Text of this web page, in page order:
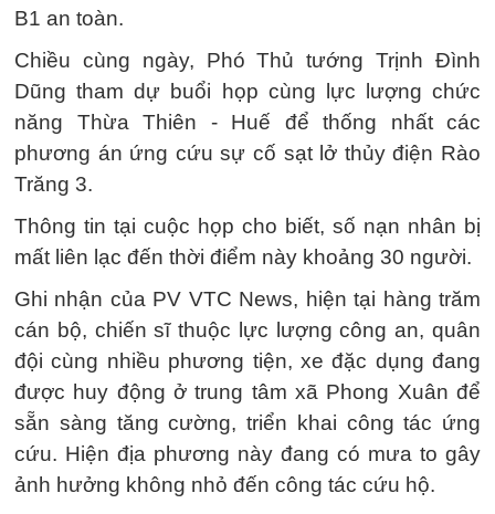
B1 an toàn.
Chiều cùng ngày, Phó Thủ tướng Trịnh Đình
Dũng tham dự buổi họp cùng lực lượng chức
năng Thừa Thiên - Huế để thống nhất các
phương án ứng cứu sự cố sạt lở thủy điện Rào
Trăng 3.
Thông tin tại cuộc họp cho biết, số nạn nhân bị
mất liên lạc đến thời điểm này khoảng 30 người.
Ghi nhận của PV VTC News, hiện tại hàng trăm
cán bộ, chiến sĩ thuộc lực lượng công an, quân
đội cùng nhiều phương tiện, xe đặc dụng đang
được huy động ở trung tâm xã Phong Xuân để
sẵn sàng tăng cường, triển khai công tác ứng
cứu. Hiện địa phương này đang có mưa to gây
ảnh hưởng không nhỏ đến công tác cứu hộ.